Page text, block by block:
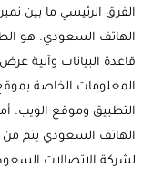
الفرق الرئيسي ما بين
الهاتف السعودي. هو
قاعدة البيانات وآلية
المعلومات الخاصة
التطبيق وموقع الويب.
الهاتف السعودي يتم
لشركة الاتصالات